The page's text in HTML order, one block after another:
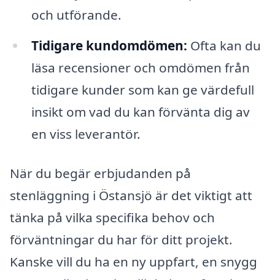
och utförande.
Tidigare kundomdömen: Ofta kan du
läsa recensioner och omdömen från
tidigare kunder som kan ge värdefull
insikt om vad du kan förvänta dig av
en viss leverantör.
När du begär erbjudanden på
stenläggning i Östansjö är det viktigt att
tänka på vilka specifika behov och
förväntningar du har för ditt projekt.
Kanske vill du ha en ny uppfart, en snygg